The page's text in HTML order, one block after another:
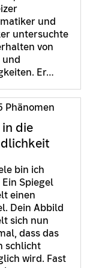
und
untersuchte
von
und
Er…
die
bin ich
Spiegel
einen
Dein Abbild
sich nun
dass das
schlicht
wird. Fast